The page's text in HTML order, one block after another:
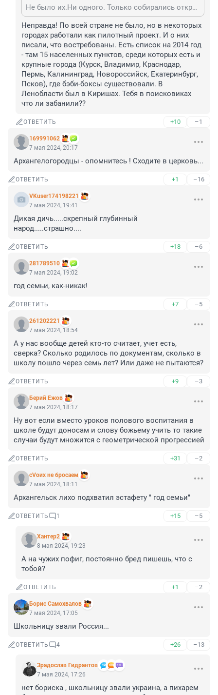
Не было их.Ни одного. Только собирались открывать,но на этом все и встало.
Неправда! По всей стране не было, но в некоторых
городах работали как пилотный проект. И о них
писали, что востребованы. Есть список на 2014 год
- там 15 населенных пунктов, среди которых есть и
крупные города (Курск, Владимир, Краснодар,
Пермь, Калининград, Новороссийск, Екатеринбург,
Псков), где бэби-боксы существовали. В
Ленобласти был в Киришах. Тебя в поисковиках
что ли забанили??
ОТВЕТИТЬ +10 –1
169991062
7 мая 2024, 20:17
Архангелогородцы - опомнитесь ! Сходите в церковь...
ОТВЕТИТЬ +1 –16
VKuser174198221
7 мая 2024, 19:41
Дикая дичь.....скрепный глубинный
народ.....страшно....
ОТВЕТИТЬ +18 –6
281789510
7 мая 2024, 19:02
год семьи, как-никак!
ОТВЕТИТЬ +7 –5
261202221
7 мая 2024, 18:54
А у нас вообще детей кто-то считает, учет есть,
сверка? Сколько родилось по документам, сколько в
школу пошло через семь лет? Или даже не пытаются?
ОТВЕТИТЬ +9 –3
Берий Ежов
7 мая 2024, 18:17
Ну вот если вместо уроков полового воспитания в
школе будут доносам и слову божьему учить то такие
случаи будут множится с геометрической прогрессией
ОТВЕТИТЬ +31 –2
сVоих не бросаем
7 мая 2024, 18:11
Архангельск лихо подхватил эстафету " год семьи"
ОТВЕТИТЬ 1 +15 –5
Хантер2
8 мая 2024, 19:23
А на чужих пофиг, постоянно бред пишешь, что с
тобой?
ОТВЕТИТЬ +1 –2
Борис Самохвалов
7 мая 2024, 17:05
Школьницу звали Россия...
ОТВЕТИТЬ 4 +26 –13
Зрадослав Гидрантов
7 мая 2024, 17:26
нет бориска , школьницу звали украина, а пихарем